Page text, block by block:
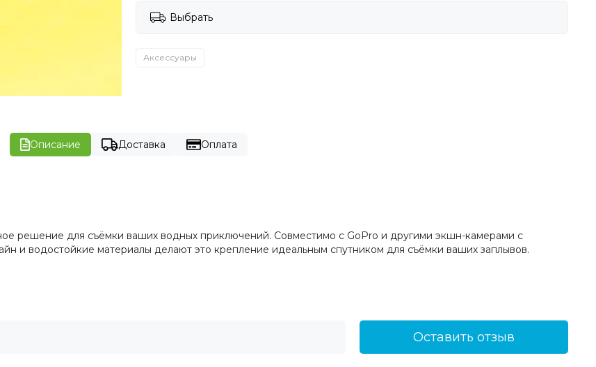
Выбрать
Аксессуары
Описание Доставка Оплата
решение для съёмки ваших водных приключений. Совместимо с GoPro и другими экшн-камерами с
и водостойкие материалы делают это крепление идеальным спутником для съёмки ваших заплывов.
Оставить отзыв